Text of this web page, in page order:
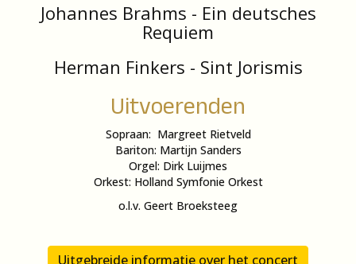
Johannes Brahms - Ein deutsches
Requiem
Herman Finkers - Sint Jorismis
Uitvoerenden
Sopraan: Margreet Rietveld
Bariton: Martijn Sanders
Orgel: Dirk Luijmes
Orkest: Holland Symfonie Orkest
o.l.v. Geert Broeksteeg
Uitgebreide informatie over het concert